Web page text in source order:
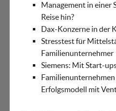
Management in einer
Reise hin?
Dax-Konzerne in der
Stresstest für
Familienunternehmer
Siemens: Mit Start-
Erfolgsmodell mit